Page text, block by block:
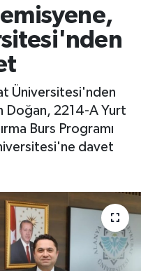
Üniversitesi'nden
Doğan, 2214-A Yurt
Burs Programı
davet